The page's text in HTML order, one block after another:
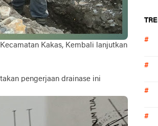
Kakas, Kembali lanjutkan
pengerjaan drainase ini